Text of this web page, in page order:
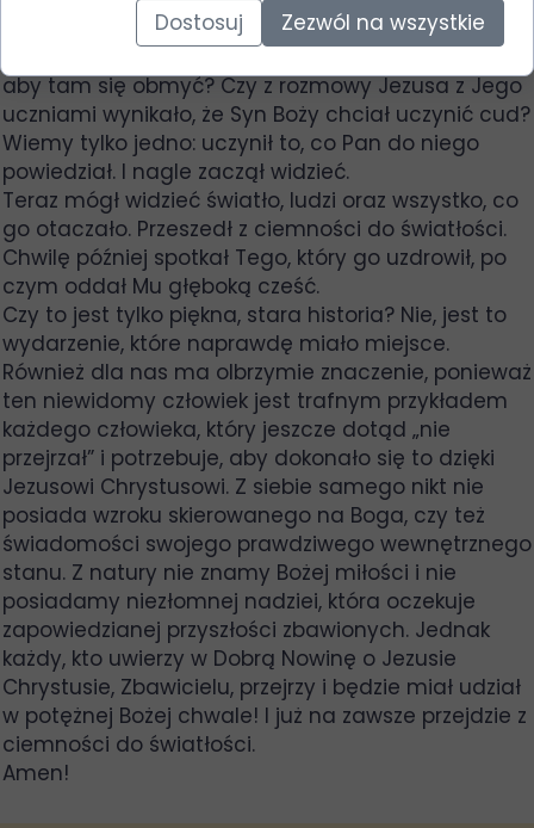
sadzawce Syloe” (J 9,7).
aby tam się obmyć? Czy z rozmowy Jezusa z Jego
uczniami wynikało, że Syn Boży chciał uczynić cud?
Wiemy tylko jedno: uczynił to, co Pan do niego
powiedział. I nagle zaczął widzieć.
Teraz mógł widzieć światło, ludzi oraz wszystko, co
go otaczało. Przeszedł z ciemności do światłości.
Chwilę później spotkał Tego, który go uzdrowił, po
czym oddał Mu głęboką cześć.
Czy to jest tylko piękna, stara historia? Nie, jest to
wydarzenie, które naprawdę miało miejsce.
Również dla nas ma olbrzymie znaczenie, ponieważ
ten niewidomy człowiek jest trafnym przykładem
każdego człowieka, który jeszcze dotąd „nie
przejrzał” i potrzebuje, aby dokonało się to dzięki
Jezusowi Chrystusowi. Z siebie samego nikt nie
posiada wzroku skierowanego na Boga, czy też
świadomości swojego prawdziwego wewnętrznego
stanu. Z natury nie znamy Bożej miłości i nie
posiadamy niezłomnej nadziei, która oczekuje
zapowiedzianej przyszłości zbawionych. Jednak
każdy, kto uwierzy w Dobrą Nowinę o Jezusie
Chrystusie, Zbawicielu, przejrzy i będzie miał udział
w potężnej Bożej chwale! I już na zawsze przejdzie z
ciemności do światłości.
Amen!
Dostosuj Zezwól na wszystkie